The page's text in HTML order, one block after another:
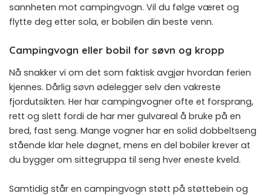
sannheten mot campingvogn. Vil du følge været og
flytte deg etter sola, er bobilen din beste venn.
Campingvogn eller bobil for søvn og kropp
Nå snakker vi om det som faktisk avgjør hvordan ferien
kjennes. Dårlig søvn ødelegger selv den vakreste
fjordutsikten. Her har campingvogner ofte et forsprang,
rett og slett fordi de har mer gulvareal å bruke på en
bred, fast seng. Mange vogner har en solid dobbeltseng
stående klar hele døgnet, mens en del bobiler krever at
du bygger om sittegruppa til seng hver eneste kveld.
Samtidig står en campingvogn støtt på støttebein og